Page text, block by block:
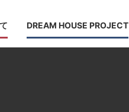
DREAM HOUSE PROJECT